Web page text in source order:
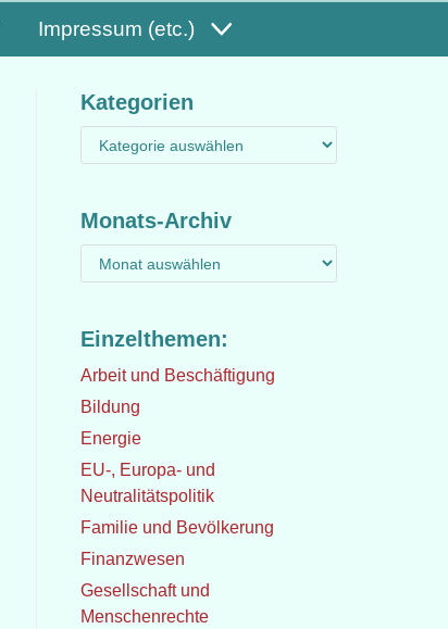
Impressum (etc.)
Kategorien
Monats-Archiv
Einzelthemen:
Arbeit und Beschäftigung
Bildung
Energie
EU-, Europa- und
Neutralitätspolitik
Familie und Bevölkerung
Finanzwesen
Gesellschaft und
Menschenrechte